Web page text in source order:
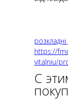
https://
vitalniu/
С